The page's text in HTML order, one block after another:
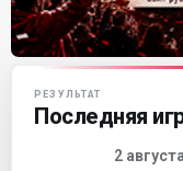
Матч-центр
РЕЗУЛЬТАТ
Последняя
2